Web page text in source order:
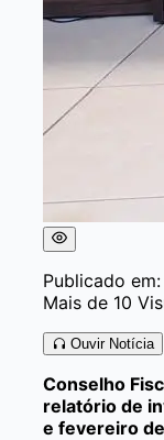
Publicado
Mais de 10
Ouvir Notícia
Conselho
relatório de
e fevereiro